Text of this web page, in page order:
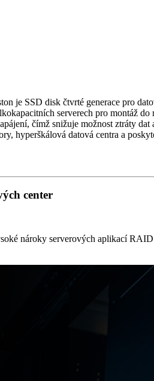
je SSD disk čtvrté generace pro
serverech pro montáž
čímž snižuje možnost ztráty
hyperškálová datová centra a
center
nároky serverových aplikací